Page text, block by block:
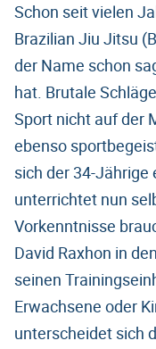
Schon seit vielen
Brazilian Jiu Jitsu
der Name schon
hat. Brutale
Sport nicht auf der
ebenso
sich der 34-Jährige
unterrichtet nun
Vorkenntnisse
David Raxhon in
seinen
Erwachsene oder
unterscheidet sich